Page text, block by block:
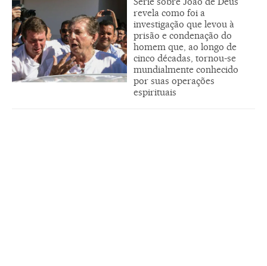
revela como foi a
investigação que levou à
prisão e condenação do
homem que, ao longo de
cinco décadas, tornou-se
mundialmente conhecido
por suas operações
espirituais